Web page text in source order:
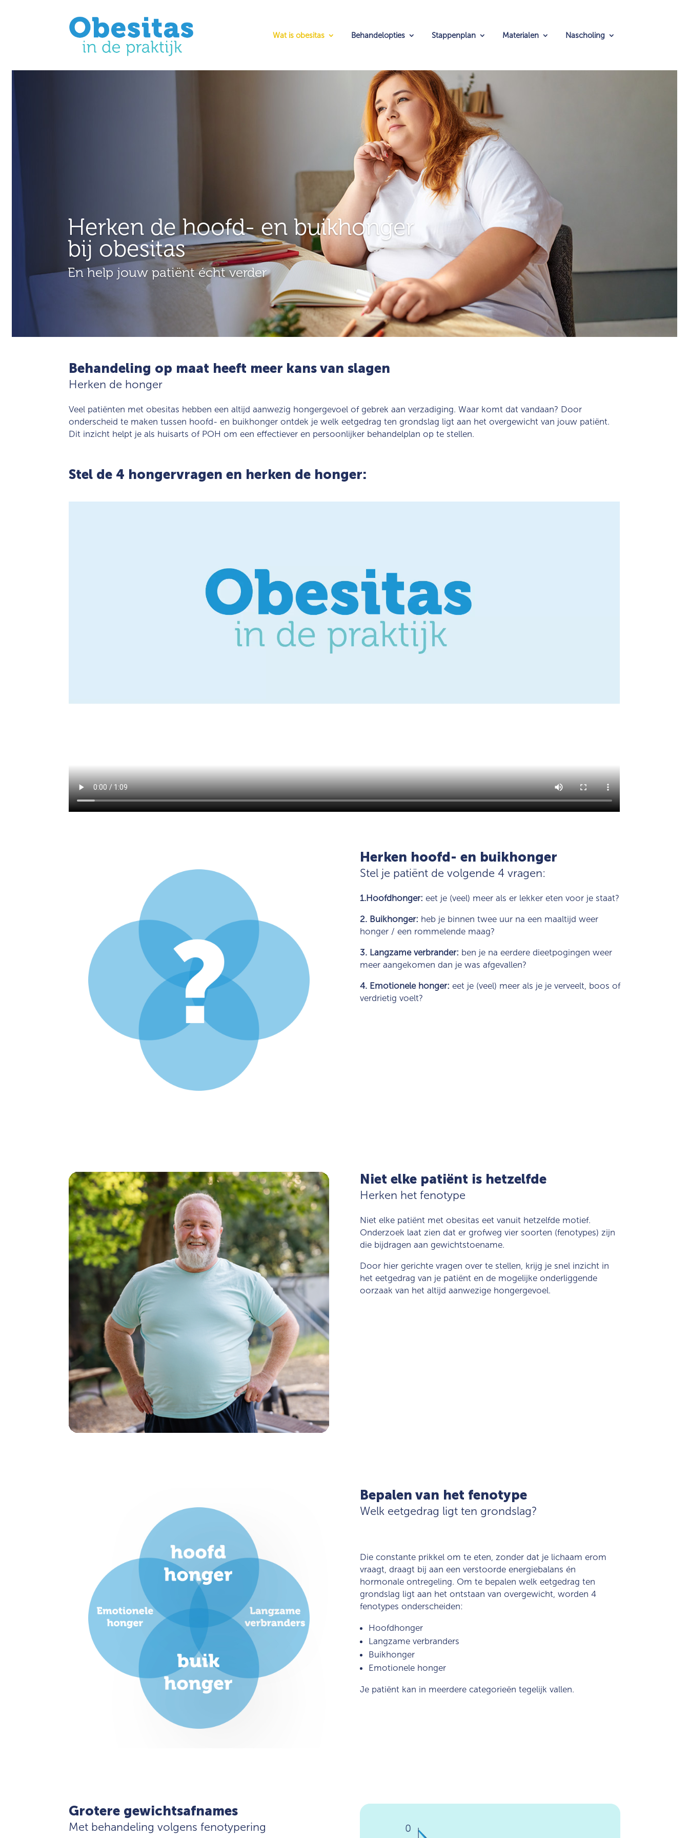
Wat is obesitas Behandelopties Stappenplan Materialen Nascholing
Herken de hoofd- en buikhonger
bij obesitas
En help jouw patiënt écht verder
Behandeling op maat heeft meer kans van slagen
Herken de honger
Veel patiënten met obesitas hebben een altijd aanwezig hongergevoel of gebrek aan verzadiging. Waar komt dat vandaan? Door
onderscheid te maken tussen hoofd- en buikhonger ontdek je welk eetgedrag ten grondslag ligt aan het overgewicht van jouw patiënt.
Dit inzicht helpt je als huisarts of POH om een effectiever en persoonlijker behandelplan op te stellen.
Stel de 4 hongervragen en herken de honger:
Herken hoofd- en buikhonger
Stel je patiënt de volgende 4 vragen:
1.Hoofdhonger: eet je (veel) meer als er lekker eten voor je staat?
2. Buikhonger: heb je binnen twee uur na een maaltijd weer
honger / een rommelende maag?
3. Langzame verbrander: ben je na eerdere dieetpogingen weer
meer aangekomen dan je was afgevallen?
4. Emotionele honger: eet je (veel) meer als je je verveelt, boos of
verdrietig voelt?
Niet elke patiënt is hetzelfde
Herken het fenotype
Niet elke patiënt met obesitas eet vanuit hetzelfde motief.
Onderzoek laat zien dat er grofweg vier soorten (fenotypes) zijn
die bijdragen aan gewichtstoename.
Door hier gerichte vragen over te stellen, krijg je snel inzicht in
het eetgedrag van je patiënt en de mogelijke onderliggende
oorzaak van het altijd aanwezige hongergevoel.
Bepalen van het fenotype
Welk eetgedrag ligt ten grondslag?
Die constante prikkel om te eten, zonder dat je lichaam erom
vraagt, draagt bij aan een verstoorde energiebalans én
hormonale ontregeling. Om te bepalen welk eetgedrag ten
grondslag ligt aan het ontstaan van overgewicht, worden 4
fenotypes onderscheiden:
Hoofdhonger
Langzame verbranders
Buikhonger
Emotionele honger
Je patiënt kan in meerdere categorieën tegelijk vallen.
Grotere gewichtsafnames
Met behandeling volgens fenotypering